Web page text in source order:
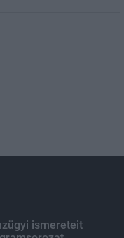
ismereteit